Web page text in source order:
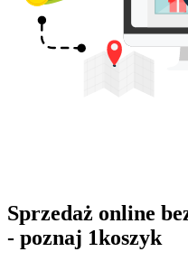
Sprzedaż online
- poznaj 1koszyk